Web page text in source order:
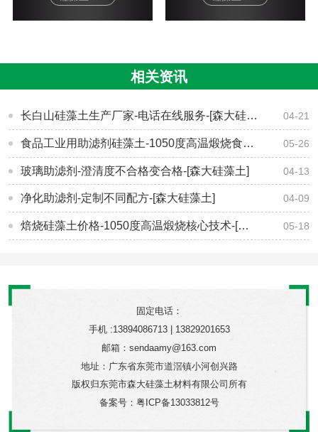
相关资讯
长白山硅藻土生产厂家-电话在线服务-[森大硅藻土] 04-21
食品工业用助滤剂硅藻土-1050度高温煅烧食品级硅藻土-[森大硅藻土] 05-26
玻璃助滤剂-澄清度不合格变合格-[森大硅藻土] 04-13
净化助滤剂-定制不同配方-[森大硅藻土] 04-09
焙烧硅藻土价格-1050度高温煅烧核心技术-[森大硅藻土] 05-18
固定电话：
手机 :13894086713 | 13829201653
邮箱：sendaamy@163.com
地址：广东省东莞市道滘镇小河创兴路
版权归东莞市森大硅藻土材料有限公司所有
备案号： 粤ICP备13033812号